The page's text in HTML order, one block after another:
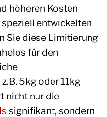
höheren Kosten
entwickelten
Sie diese Limitierung
für den
5kg oder 11kg
nicht nur die
signifikant, sondern